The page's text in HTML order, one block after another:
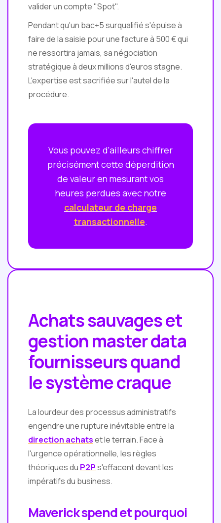
valider un compte "Spot".
Pendant qu'un bac+5 surqualifié s'épuise à
faire de la saisie pour une facture à 500 € qui
ne ressortira jamais, sa négociation
stratégique à deux millions d'euros stagne.
L'expertise est sacrifiée sur l'autel de la
procédure.
Vous pouvez d'ailleurs chiffrer
précisément cette déperdition
de valeur en mesurant vos
heures perdues avec notre
calculateur de charge
transactionnelle.
Achats sauvages et
gestion master data
fournisseurs quand
le système craque
La lourdeur des processus administratifs
engendre une rupture inévitable entre la
direction achatset le terrain. Face à
l'urgence opérationnelle, les règles
théoriques du P2Ps'effacent devant les
impératifs du business.
Maverick spend et pourquoi